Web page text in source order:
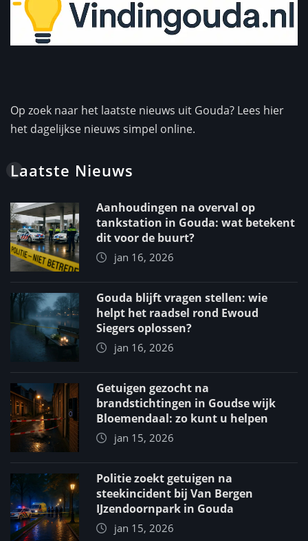
Op zoek naar het laatste nieuws uit Gouda? Lees hier
het dagelijkse nieuws simpel online.
Laatste Nieuws
Aanhoudingen na overval op
tankstation in Gouda: wat betekent
dit voor de buurt?
jan 16, 2026
Gouda blijft vragen stellen: wie
helpt het raadsel rond Ewoud
Siegers oplossen?
jan 16, 2026
Getuigen gezocht na
brandstichtingen in Goudse wijk
Bloemendaal: zo kunt u helpen
jan 15, 2026
Politie zoekt getuigen na
steekincident bij Van Bergen
IJzendoornpark in Gouda
jan 15, 2026